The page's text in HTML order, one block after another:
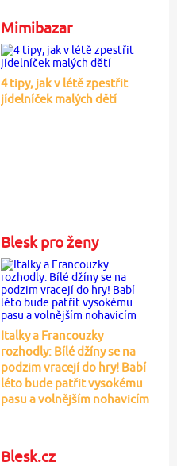
Mimibazar
4 tipy, jak v létě zpestřit
jídelníček malých dětí
Blesk pro ženy
Italky a Francouzky
rozhodly: Bílé džíny se na
podzim vracejí do hry! Babí
léto bude patřit vysokému
pasu a volnějším nohavicím
Blesk.cz